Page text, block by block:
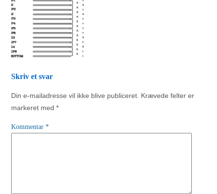
Skriv et svar
Din e-mailadresse vil ikke blive publiceret. Krævede felter er
markeret med *
Kommentar *